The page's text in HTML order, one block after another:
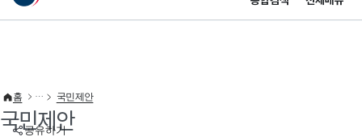
이 누리집은 대한민국 공식 전자정부 누리집입니다.
공유하기
홈 국민제안
국민제안